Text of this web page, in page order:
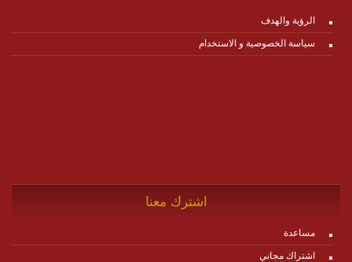
الرؤية والهدف
سياسة الخصوصية و الاستخدام
اشترك معنا
مساعدة
اشتراك مجاني